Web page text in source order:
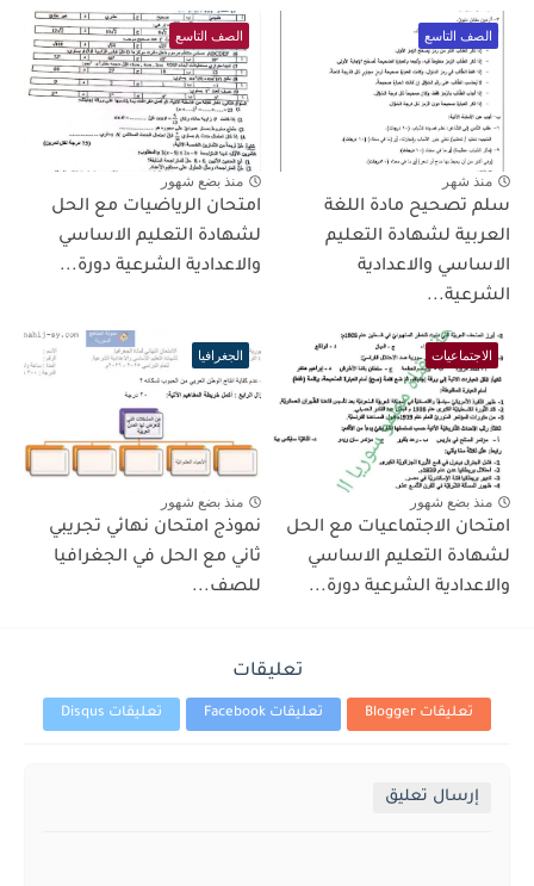
الصف التاسع
منذ شهر
سلم تصحيح مادة اللغة
العربية لشهادة التعليم
الاساسي والاعدادية
الشرعية...
الصف التاسع
منذ بضع شهور
امتحان الرياضيات مع الحل
لشهادة التعليم الاساسي
والاعدادية الشرعية دورة...
الاجتماعيات
منذ بضع شهور
امتحان الاجتماعيات مع الحل
لشهادة التعليم الاساسي
والاعدادية الشرعية دورة...
الجغرافيا
منذ بضع شهور
نموذج امتحان نهائي تجريبي
ثاني مع الحل في الجغرافيا
للصف...
تعليقات
تعليقات Blogger تعليقات Facebook تعليقات Disqus
إرسال تعليق